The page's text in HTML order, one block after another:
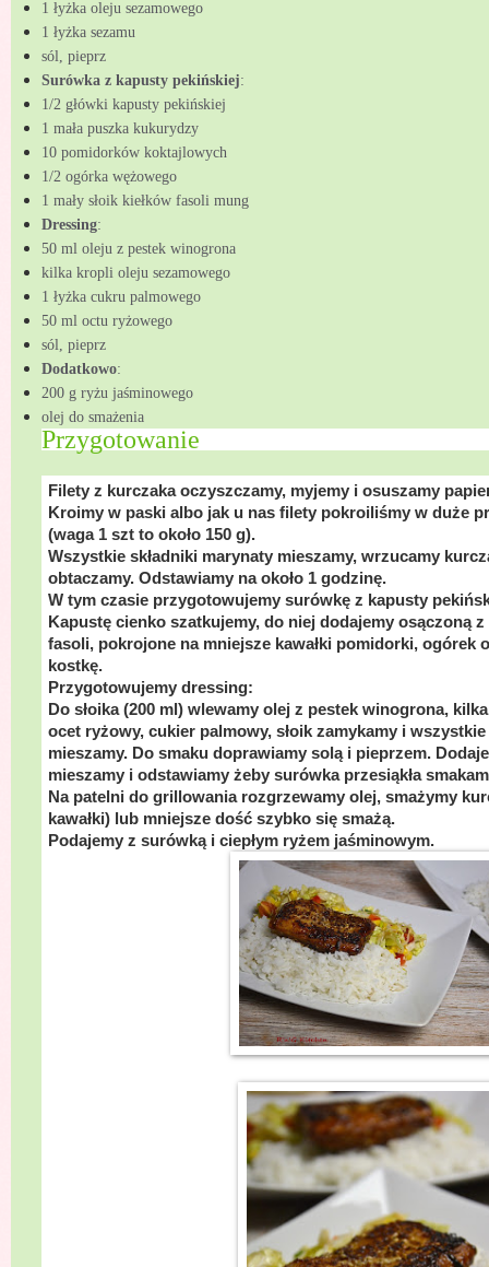
1 łyżka oleju sezamowego
1 łyżka sezamu
sól, pieprz
Surówka z kapusty pekińskiej:
1/2 główki kapusty pekińskiej
1 mała puszka kukurydzy
10 pomidorków koktajlowych
1/2 ogórka wężowego
1 mały słoik kiełków fasoli mung
Dressing:
50 ml oleju z pestek winogrona
kilka kropli oleju sezamowego
1 łyżka cukru palmowego
50 ml octu ryżowego
sól, pieprz
Dodatkowo:
200 g ryżu jaśminowego
olej do smażenia
Przygotowanie
Filety z kurczaka oczyszczamy, myjemy i osuszamy
Kroimy w paski albo jak u nas filety pokroiliśmy w duże
(waga 1 szt to około 150 g).
Wszystkie składniki marynaty mieszamy, wrzucamy
obtaczamy. Odstawiamy na około 1 godzinę.
W tym czasie przygotowujemy surówkę z kapusty
Kapustę cienko szatkujemy, do niej dodajemy osączoną
fasoli, pokrojone na mniejsze kawałki pomidorki, ogórek
kostkę.
Przygotowujemy dressing:
Do słoika (200 ml) wlewamy olej z pestek winogrona,
ocet ryżowy, cukier palmowy, słoik zamykamy i wszystkie
mieszamy. Do smaku doprawiamy solą i pieprzem.
mieszamy i odstawiamy żeby surówka przesiąkła
Na patelni do grillowania rozgrzewamy olej, smażymy
kawałki) lub mniejsze dość szybko się smażą.
Podajemy z surówką i ciepłym ryżem jaśminowym.